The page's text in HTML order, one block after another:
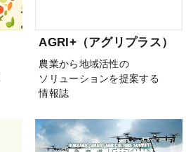
AGRI+（アグリプラス）
農業から地域活性の
ソリューションを提案する
情報誌